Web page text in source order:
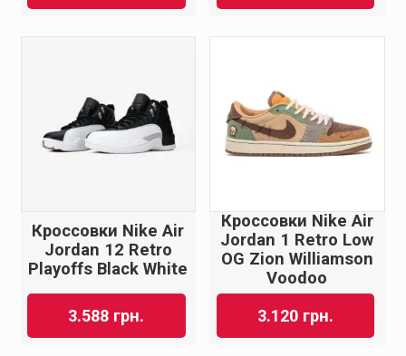
Кроссовки Nike Air
Jordan 12 Retro
Playoffs Black White
3.588 грн.
Кроссовки Nike Air
Jordan 1 Retro Low
OG Zion Williamson
Voodoo
3.120 грн.